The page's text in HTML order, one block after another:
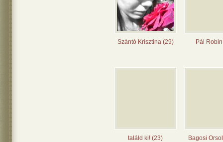
Szántó Krisztina (29) Pál
találd ki! (23) Bagosi